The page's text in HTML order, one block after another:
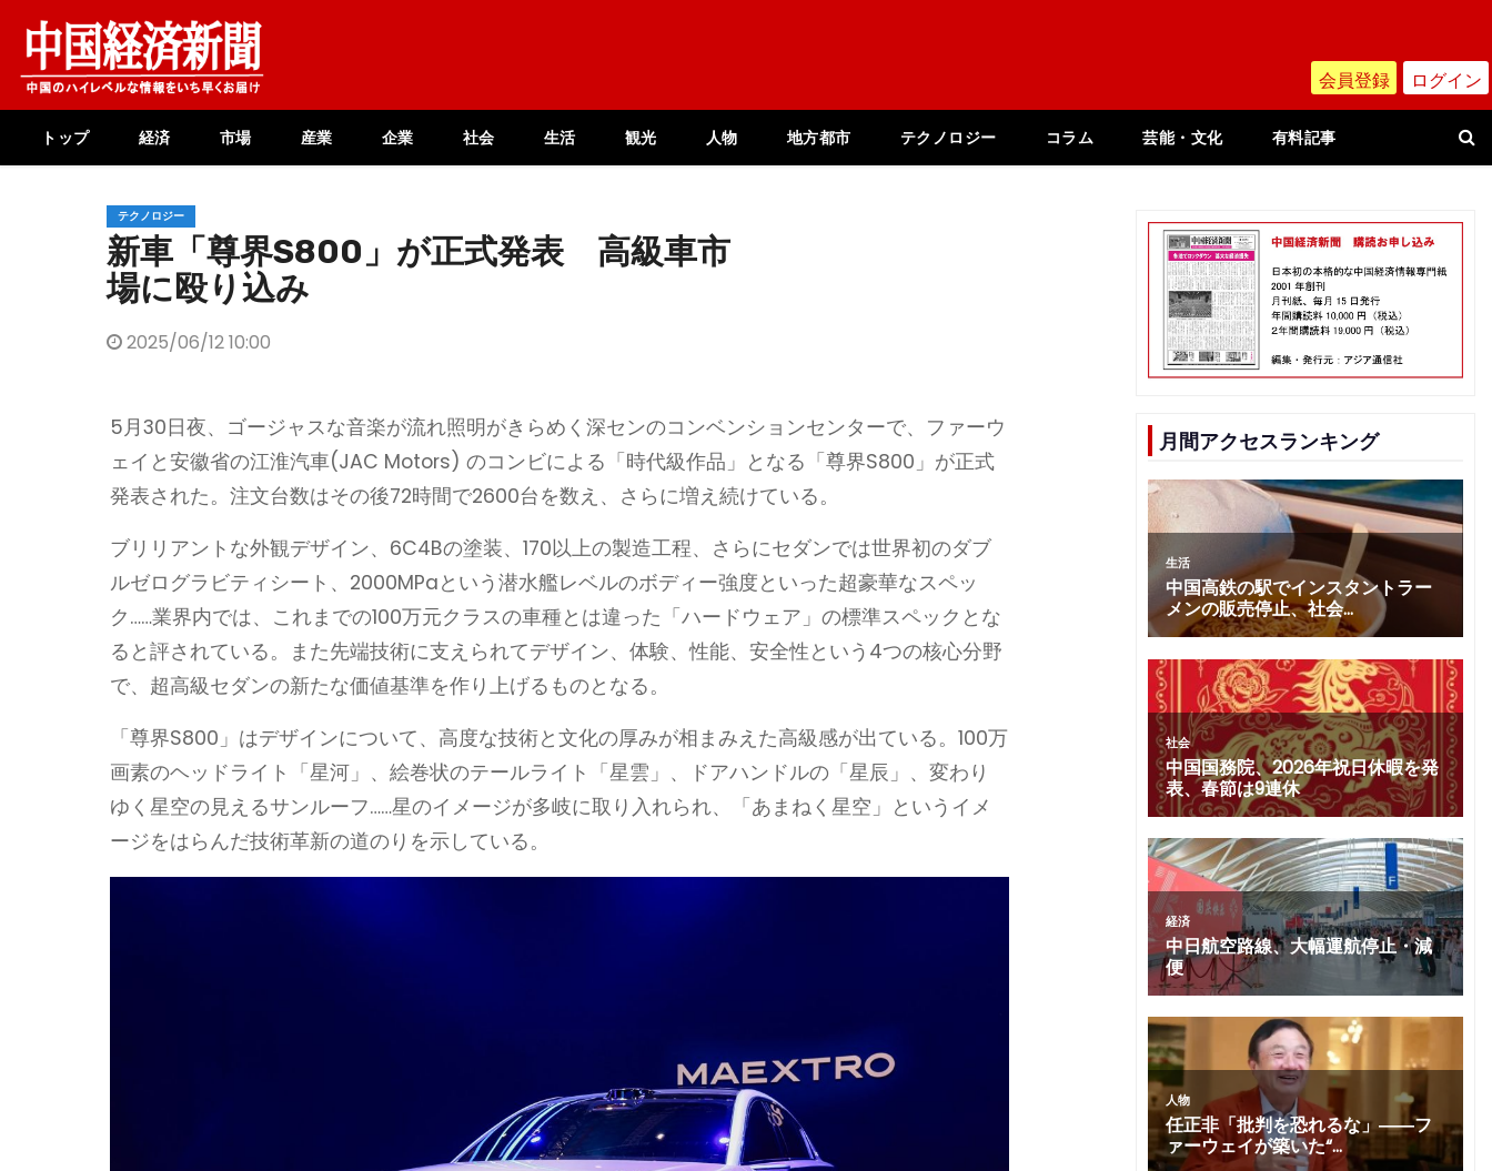
content
会員登録 ログイン
トップ 経済 市場 産業 企業 社会 生活 観光 人物 地方都市 テクノロジー コラム 芸能・文化 有料記事
テクノロジー
新車「尊界S800」が正式発表 高級車市
場に殴り込み
2025/06/12 10:00
5月30日夜、ゴージャスな音楽が流れ照明がきらめく深センのコンベンションセンターで、ファーウ
ェイと安徽省の江淮汽車(JAC Motors) のコンビによる「時代級作品」となる「尊界S800」が正式
発表された。注文台数はその後72時間で2600台を数え、さらに増え続けている。
ブリリアントな外観デザイン、6C4Bの塗装、170以上の製造工程、さらにセダンでは世界初のダブ
ルゼログラビティシート、2000MPaという潜水艦レベルのボディー強度といった超豪華なスペッ
ク……業界内では、これまでの100万元クラスの車種とは違った「ハードウェア」の標準スペックとな
ると評されている。また先端技術に支えられてデザイン、体験、性能、安全性という4つの核心分野
で、超高級セダンの新たな価値基準を作り上げるものとなる。
「尊界S800」はデザインについて、高度な技術と文化の厚みが相まみえた高級感が出ている。100万
画素のヘッドライト「星河」、絵巻状のテールライト「星雲」、ドアハンドルの「星辰」、変わり
ゆく星空の見えるサンルーフ……星のイメージが多岐に取り入れられ、「あまねく星空」というイメ
ージをはらんだ技術革新の道のりを示している。
月間アクセスランキング